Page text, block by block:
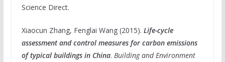
Science Direct.
Xiaocun Zhang, Fenglai Wang (2015). Life-cycle
assessment and control measures for carbon emissions
of typical buildings in China. Building and Environment